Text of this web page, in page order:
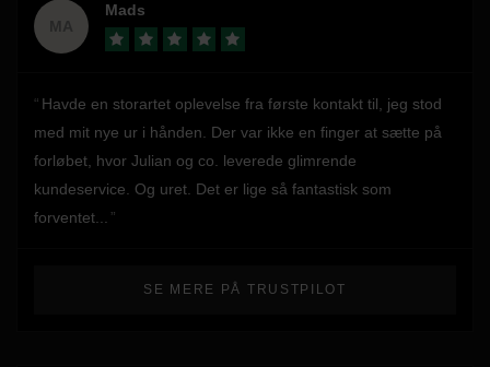
Mads
Havde en storartet oplevelse fra første kontakt til, jeg stod
med mit nye ur i hånden. Der var ikke en finger at sætte på
forløbet, hvor Julian og co. leverede glimrende
kundeservice. Og uret. Det er lige så fantastisk som
forventet...
SE MERE PÅ TRUSTPILOT